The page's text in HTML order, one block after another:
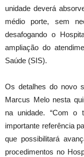
unidade deverá
médio porte, sem
desafogando o
ampliação do
Saúde (SIS).
Os detalhes do novo
Marcus Melo nesta
na unidade. “Com o
importante referência
que possibilitará
procedimentos no